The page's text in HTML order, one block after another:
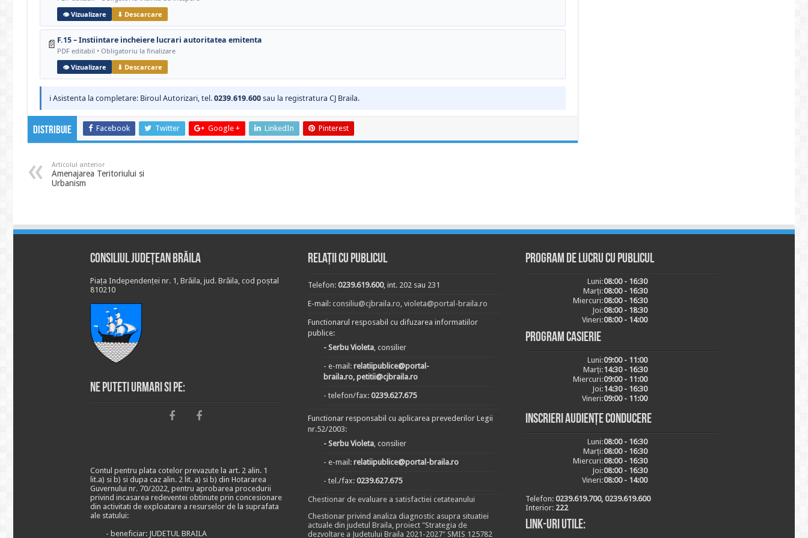
👁 Vizualizare
⬇ Descarcare
📄 F.15 – Instiintare incheiere lucrari autoritatea emitenta
PDF editabil • Obligatoriu la finalizare
👁 Vizualizare
⬇ Descarcare
ℹ Asistenta la completare: Biroul Autorizari, tel.0239.619.600sau la registratura CJ Braila.
Distribuie Facebook Twitter Google + LinkedIn Pinterest
Articolul anterior
Amenajarea Teritoriului si
Urbanism
Consiliul Județean Brăila
Piața Independenței nr. 1, Brăila, jud. Brăila, cod poștal
810210
Ne puteti urmari si pe:
Contul pentru plata cotelor prevazute la art. 2 alin. 1
lit.a) si b) si dupa caz alin. 2 lit. a) si b) din Hotararea
Guvernului nr. 70/2022, pentru aprobarea procedurii
privind incasarea redeventei obtinute prin concesionare
din activitati de exploatare a resurselor de la suprafata
ale statului:
- beneficiar: JUDETUL BRAILA
Relații cu publicul
Telefon: 0239.619.600, int. 202 sau 231
E-mail: consiliu@cjbraila.ro, violeta@portal-braila.ro
Functionarul resposabil cu difuzarea informatiilor
publice:
- Serbu Violeta, consilier
- e-mail: relatiipublice@portal-
braila.ro, petitii@cjbraila.ro
- telefon/fax: 0239.627.675
Functionar responsabil cu aplicarea prevederilor Legii
nr.52/2003:
- Serbu Violeta, consilier
- e-mail: relatiipublice@portal-braila.ro
- tel./fax: 0239.627.675
Chestionar de evaluare a satisfactiei cetateanului
Chestionar privind analiza diagnostic asupra situatiei
actuale din judetul Braila, proiect "Strategia de
dezvoltare a Judetului Braila 2021-2027" SMIS 125782
Program de lucru cu publicul
Luni:08:00 - 16:30
Marți:08:00 - 16:30
Miercuri:08:00 - 16:30
Joi:08:00 - 18:30
Vineri:08:00 - 14:00
Program casierie
Luni:09:00 - 11:00
Marți:14:30 - 16:30
Miercuri:09:00 - 11:00
Joi:14:30 - 16:30
Vineri:09:00 - 11:00
Inscrieri audiențe conducere
Luni:08:00 - 16:30
Marți:08:00 - 16:30
Miercuri:08:00 - 16:30
Joi:08:00 - 16:30
Vineri:08:00 - 14:00
Telefon: 0239.619.700, 0239.619.600
Interior: 222
Link-uri utile: